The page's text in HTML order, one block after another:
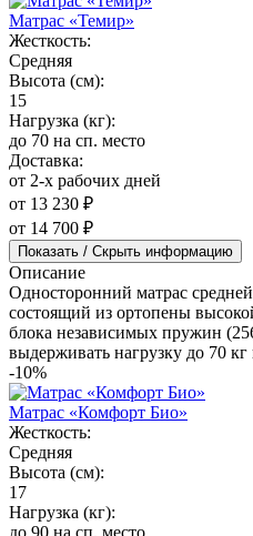
Матрас «Темир»
Жесткость:
Средняя
Высота (см):
15
Нагрузка (кг):
до 70 на сп. место
Доставка:
от 2-х рабочих дней
от 13 230 ₽
от 14 700 ₽
Показать / Скрыть информацию
Описание
Односторонний матрас
состоящий из ортопены
блока независимых пружин
выдерживать нагрузку до 70
-10%
Матрас «Комфорт Био»
Жесткость:
Средняя
Высота (см):
17
Нагрузка (кг):
до 90 на сп. место